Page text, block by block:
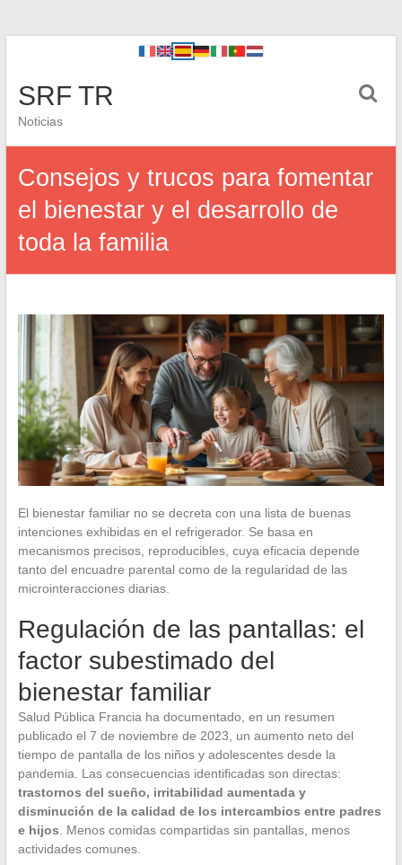
SRF TR
Noticias
Consejos y trucos para fomentar
el bienestar y el desarrollo de
toda la familia
El bienestar familiar no se decreta con una lista de buenas
intenciones exhibidas en el refrigerador. Se basa en
mecanismos precisos, reproducibles, cuya eficacia depende
tanto del encuadre parental como de la regularidad de las
microinteracciones diarias.
Regulación de las pantallas: el
factor subestimado del
bienestar familiar
Salud Pública Francia ha documentado, en un resumen
publicado el 7 de noviembre de 2023, un aumento neto del
tiempo de pantalla de los niños y adolescentes desde la
pandemia. Las consecuencias identificadas son directas:
trastornos del sueño, irritabilidad aumentada y
disminución de la calidad de los intercambios entre padres
e hijos . Menos comidas compartidas sin pantallas, menos
actividades comunes.